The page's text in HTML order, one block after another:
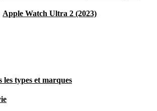
Apple Watch Ultra 2 (2023)
types et marques